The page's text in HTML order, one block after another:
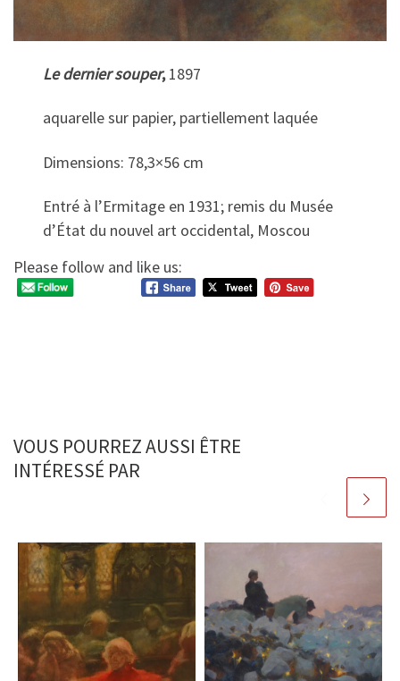
Le dernier souper,1897
aquarelle sur papier, partiellement laquée
Dimensions: 78,3×56 cm
Entré à l’Ermitage en 1931; remis du Musée
d’État du nouvel art occidental, Moscou
Please follow and like us:
VOUS POURREZ AUSSI ÊTRE
INTÉRESSÉ PAR